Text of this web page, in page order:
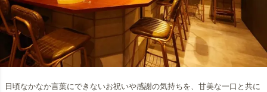
日頃なかなか言葉にできないお祝いや感謝の気持ちを、甘美な一口と共に